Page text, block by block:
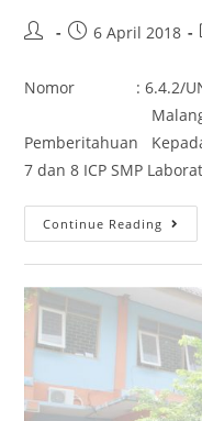
6 April 2018
Nomor : 6.4.2/
Malang, 6
Pemberitahuan
7 dan 8 ICP SMP
Continue Reading